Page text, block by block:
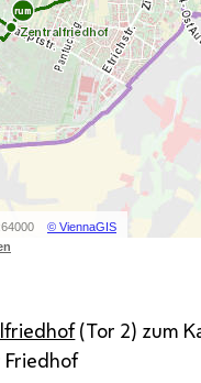
(Tor 2) zum
Friedhof